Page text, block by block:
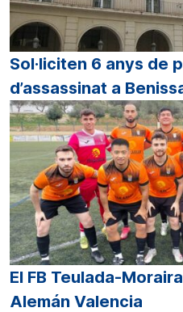
Sol·liciten 6 anys de
d’assassinat a
El FB Teulada-
Alemán Valencia